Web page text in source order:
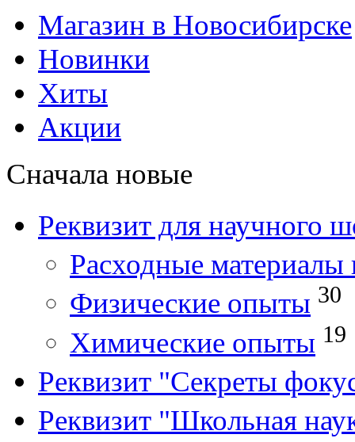
Магазин в Новосибирске
Новинки
Хиты
Акции
Сначала новые
Реквизит для научного
Расходные материалы
Физические опыты 30
Химические опыты 19
Реквизит "Секреты
Реквизит "Школьная